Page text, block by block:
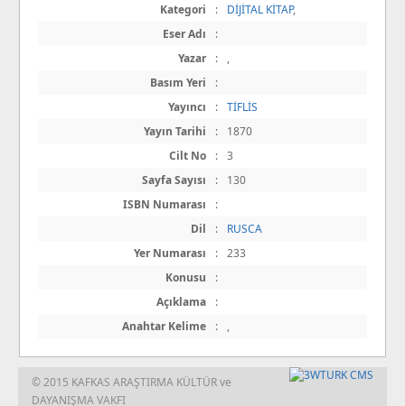
Kategori
: DİJİTAL KİTAP,
Eser Adı
:
Yazar
:
,
Basım Yeri
:
Yayıncı
: TİFLİS
Yayın Tarihi
:
1870
Cilt No
: 3
Sayfa Sayısı
:
130
ISBN Numarası
:
Dil
:
RUSCA
Yer Numarası
: 233
Konusu
:
Açıklama
:
Anahtar Kelime
: ,
© 2015 KAFKAS ARAŞTIRMA KÜLTÜR ve
DAYANIŞMA VAKFI